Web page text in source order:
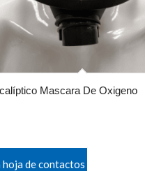
Mascara De Oxigeno
hoja de contactos